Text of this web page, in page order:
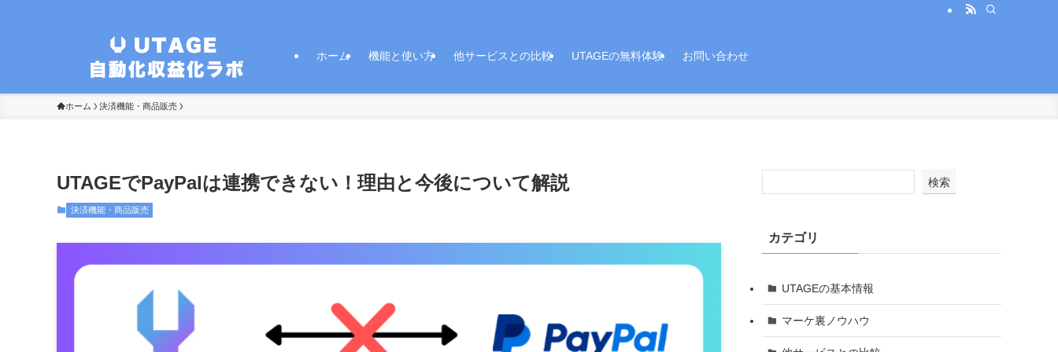
ホーム 機能と使い方 他サービスとの比較 UTAGEの無料体験 お問い合わせ
ホーム 決済機能・商品販売
UTAGEでPayPalは連携できない！理由と今後について解説
決済機能・商品販売
検索
カテゴリ
UTAGEの基本情報
マーケ裏ノウハウ